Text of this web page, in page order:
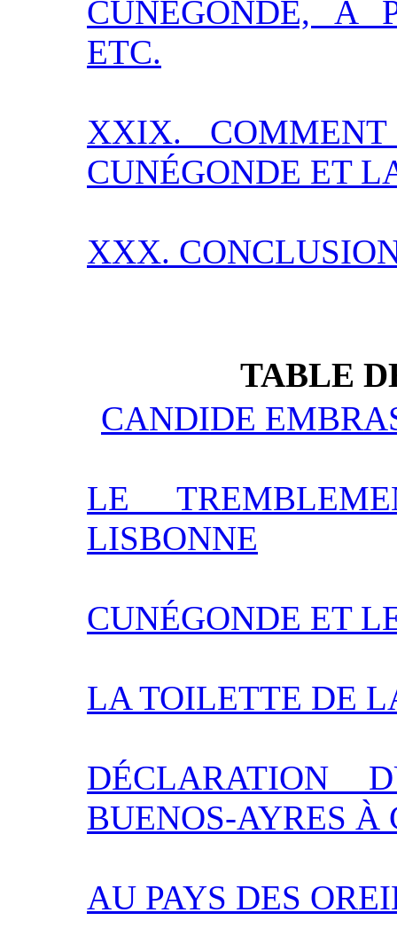
CUNÉGONDE, À
ETC.
XXIX.
CUNÉGONDE ET
XXX.
TABLE
CANDIDE
LE
LISBONNE
CUNÉGONDE ET
LA TOILETTE DE
DÉCLARATION
BUENOS-AYRES À
AU PAYS DES